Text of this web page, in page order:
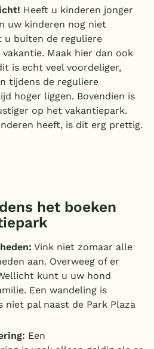
Heeft u kinderen jonger
uw kinderen nog niet
buiten de reguliere
Maak hier dan ook
is echt veel voordeliger,
tijdens de reguliere
hoger liggen. Bovendien is
op het vakantiepark.
heeft, is dit erg prettig.
het boeken
Vink niet zomaar alle
aan. Overweeg of er
kunt u uw hond
Een wandeling is
niet pal naast de Park Plaza
Een